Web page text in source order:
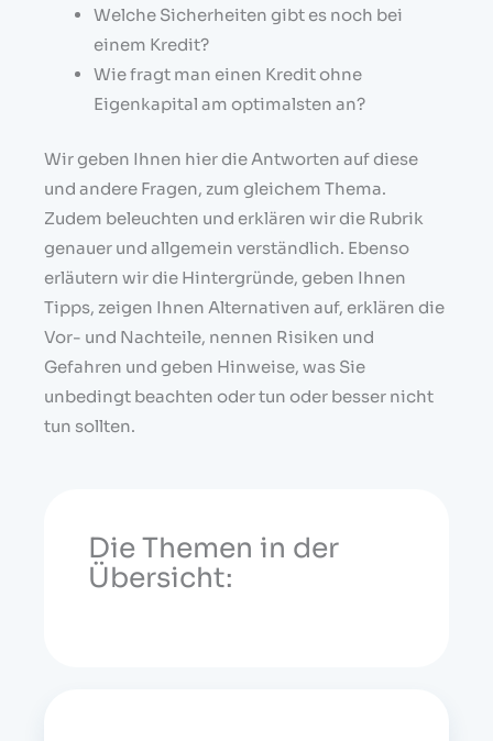
Welche Sicherheiten gibt es noch bei
einem Kredit?
Wie fragt man einen Kredit ohne
Eigenkapital am optimalsten an?
Wir geben Ihnen hier die Antworten auf diese
und andere Fragen, zum gleichem Thema.
Zudem beleuchten und erklären wir die Rubrik
genauer und allgemein verständlich. Ebenso
erläutern wir die Hintergründe, geben Ihnen
Tipps, zeigen Ihnen Alternativen auf, erklären die
Vor- und Nachteile, nennen Risiken und
Gefahren und geben Hinweise, was Sie
unbedingt beachten oder tun oder besser nicht
tun sollten.
Die Themen in der
Übersicht: